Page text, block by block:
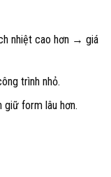
nhiệt cao hơn → giá
trình nhỏ.
giữ form lâu hơn.